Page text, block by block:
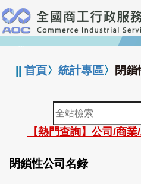
跳
到
主
要
:::
||首頁〉統計專區〉 閉
全
站
檢
索
【熱門查詢】公司/商
閉鎖性公司名錄